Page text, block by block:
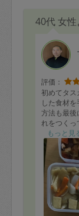
40代 女性
評価：
初めてタス
した食材
方法も最
れをつくっ
理可能と
程度お伝
も、美味
た！
もっと見